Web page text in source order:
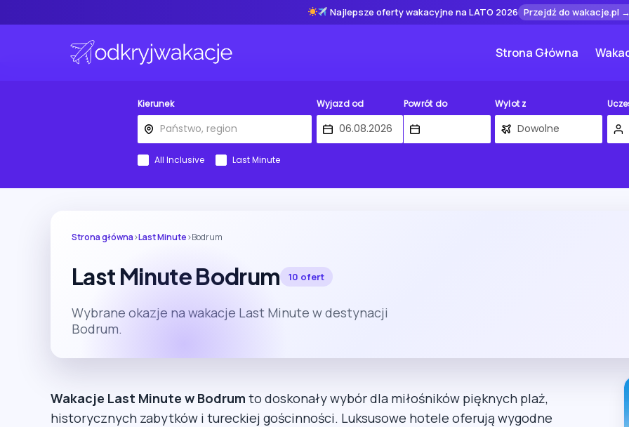
Najlepsze oferty wakacyjne na LATO 2026 Przejdź do wakacje.pl
Strona Główna
Kierunek Wyjazd od Powrót do Wylot z
All Inclusive Last Minute
Strona główna›Last Minute›Bodrum
Last Minute Bodrum 10 ofert
Wybrane okazje na wakacje Last Minute w destynacji
Bodrum.
Wakacje Last Minute w Bodrum to doskonały wybór dla miłośników pięknych plaż,
historycznych zabytków i tureckiej gościnności. Luksusowe hotele oferują wygodne